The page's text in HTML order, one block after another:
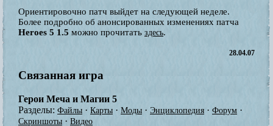
Ориентировочно патч выйдет на следующей неделе.
Более подробно об анонсированных изменениях патча
Heroes 5 1.5 можно прочитать здесь.
28.04.07
Связанная игра
Герои Меча и Магии 5
Разделы: Файлы · Карты · Моды · Энциклопедия · Форум ·
Скриншоты · Видео